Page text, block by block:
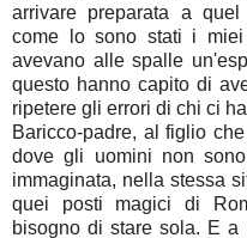
arrivare preparata a
come lo sono stati i
avevano alle spalle
questo hanno capito di
ripetere gli errori di chi ci
Baricco-padre, al figlio
dove gli uomini non
immaginata, nella stessa
quei posti magici di
bisogno di stare sola. E